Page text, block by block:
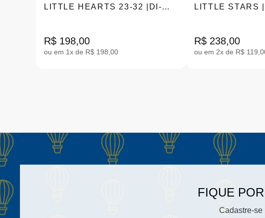
LITTLE HEARTS 23-32 |DI-
R$ 198,00
ou em 1x de R$ 198,00
LITTLE STARS
R$ 238,00
ou em 2x de R$
FIQUE
Cadastre-se